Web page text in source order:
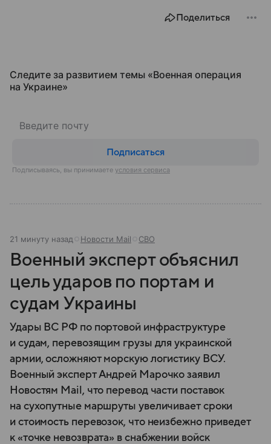
чем он известен и какую роль играет в российско-
Поделиться
Следите за развитием темы «Военная операция
на Украине»
Подписаться
Подписываясь, вы принимаете условия сервиса
21 минуту назад Новости Mail СВО
Военный эксперт объяснил
цель ударов по портам и
судам Украины
Удары ВС РФ по портовой инфраструктуре
и судам, перевозящим грузы для украинской
армии, осложняют морскую логистику ВСУ.
Военный эксперт Андрей Марочко заявил
Новостям Mail, что перевод части поставок
на сухопутные маршруты увеличивает сроки
и стоимость перевозок, что неизбежно приведет
к «точке невозврата» в снабжении войск